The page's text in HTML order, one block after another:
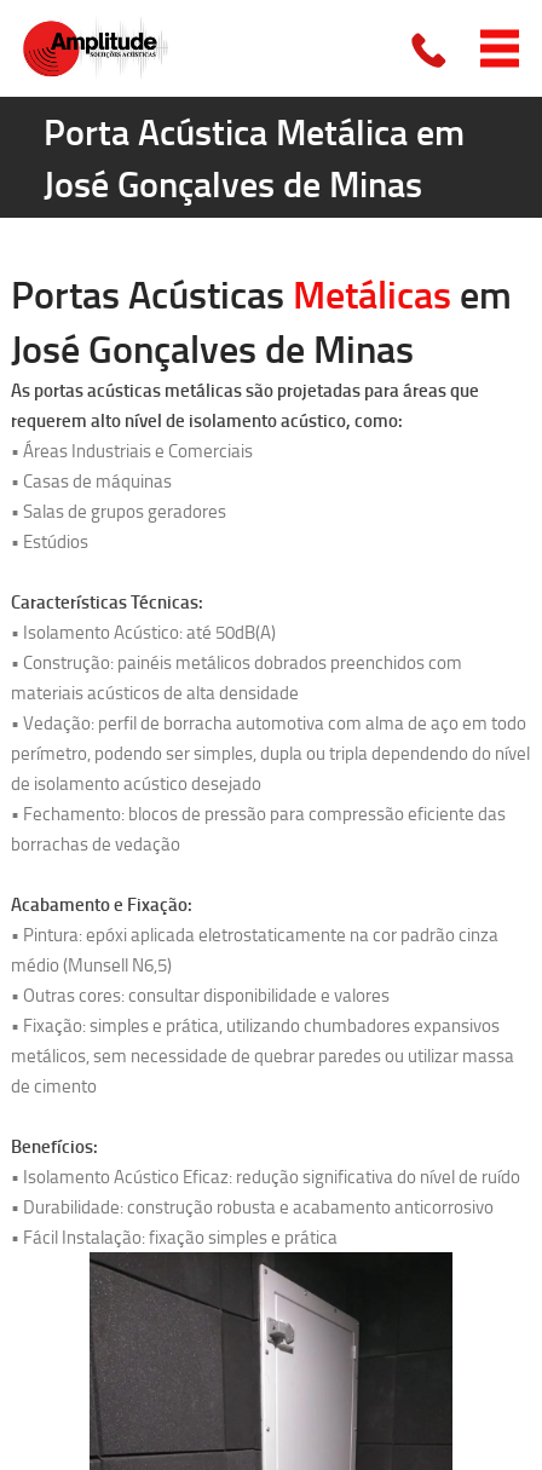
Porta Acústica Metálica em
José Gonçalves de Minas
Portas Acústicas Metálicas em
José Gonçalves de Minas
Asportas acústicas metálicassão projetadas para áreas que
requerem alto nível de isolamento acústico, como:
• Áreas Industriais e Comerciais
• Casas de máquinas
• Salas de grupos geradores
• Estúdios
Características Técnicas:
• Isolamento Acústico: até 50dB(A)
• Construção: painéis metálicos dobrados preenchidos com
materiais acústicos de alta densidade
• Vedação: perfil de borracha automotiva com alma de aço em todo
perímetro, podendo ser simples, dupla ou tripla dependendo do nível
de isolamento acústico desejado
• Fechamento: blocos de pressão para compressão eficiente das
borrachas de vedação
Acabamento e Fixação:
• Pintura: epóxi aplicada eletrostaticamente na cor padrão cinza
médio (Munsell N6,5)
• Outras cores: consultar disponibilidade e valores
• Fixação: simples e prática, utilizando chumbadores expansivos
metálicos, sem necessidade de quebrar paredes ou utilizar massa
de cimento
Benefícios:
• Isolamento Acústico Eficaz: redução significativa do nível de ruído
• Durabilidade: construção robusta e acabamento anticorrosivo
• Fácil Instalação: fixação simples e prática